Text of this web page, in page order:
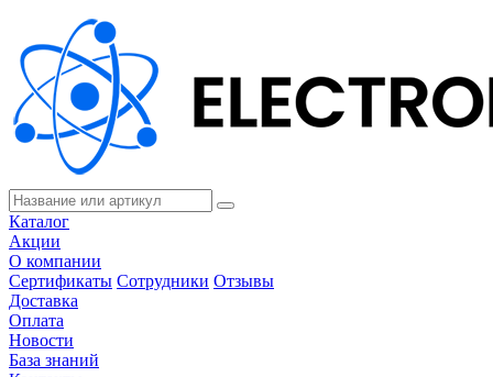
Каталог
Акции
О компании
Сертификаты Сотрудники Отзывы
Доставка
Оплата
Новости
База знаний